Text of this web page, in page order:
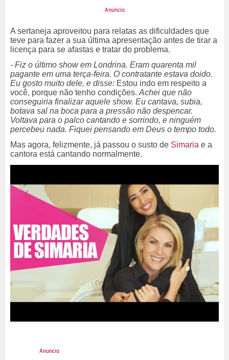
A sertaneja aproveitou para relatas as dificuldades que
teve para fazer a sua última apresentação antes de tirar a
licença para se afastas e tratar do problema.
- Fiz o último show em Londrina. Eram quarenta mil
pagante em uma terça-feira. O contratante estava doido.
Eu gosto muito dele, e disse: Estou indo em respeito a
você, porque não tenho condições. Achei que não
conseguiria finalizar aquele show. Eu cantava, subia,
botava sal na boca para a pressão não despencar.
Voltava para o palco cantando e sorrindo, e ninguém
percebeu nada. Fiquei pensando em Deus o tempo todo.
Mas agora, felizmente, já passou o susto de Simaria e a
cantora está cantando normalmente.